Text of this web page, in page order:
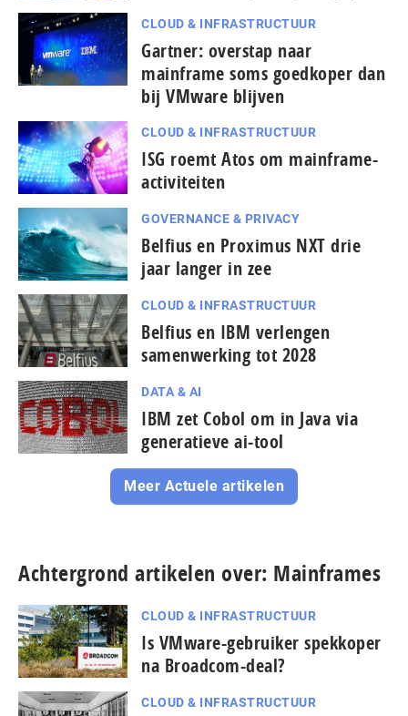
CLOUD & INFRASTRUCTUUR
Gartner: overstap naar
mainframe soms goedkoper dan
bij VMware blijven
CLOUD & INFRASTRUCTUUR
ISG roemt Atos om mainframe-
activiteiten
GOVERNANCE & PRIVACY
Belfius en Proximus NXT drie
jaar langer in zee
CLOUD & INFRASTRUCTUUR
Belfius en IBM verlengen
samenwerking tot 2028
DATA & AI
IBM zet Cobol om in Java via
generatieve ai-tool
Meer Actuele artikelen
Achtergrond artikelen over: Mainframes
CLOUD & INFRASTRUCTUUR
Is VMware-gebruiker spekkoper
na Broadcom-deal?
CLOUD & INFRASTRUCTUUR